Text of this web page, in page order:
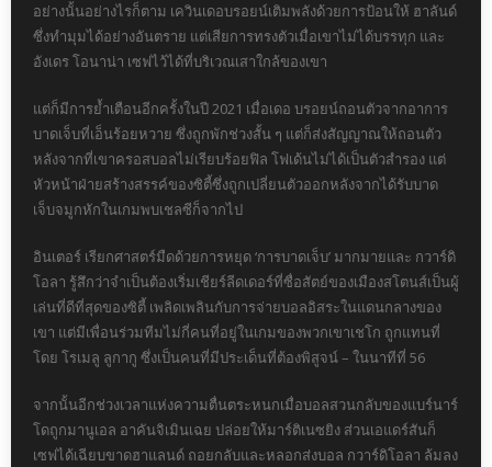
อย่างนั้นอย่างไรก็ตาม เควินเดอบรอยน์เติมพลังด้วยการป้อนให้ ฮาลันด์
ซึ่งทำมุมได้อย่างอันตราย แต่เสียการทรงตัวเมื่อเขาไม่ได้บรรทุก และ
อังเดร โอนาน่า เซฟไว้ได้ที่บริเวณเสาใกล้ของเขา
แต่ก็มีการย้ำเตือนอีกครั้งในปี 2021 เมื่อเดอ บรอยน์ถอนตัวจากอาการ
บาดเจ็บที่เอ็นร้อยหวาย ซึ่งถูกพักช่วงสั้น ๆ แต่ก็ส่งสัญญาณให้ถอนตัว
หลังจากที่เขาครอสบอลไม่เรียบร้อยฟิล โฟเด้นไม่ได้เป็นตัวสำรอง แต่
หัวหน้าฝ่ายสร้างสรรค์ของซิตี้ซึ่งถูกเปลี่ยนตัวออกหลังจากได้รับบาด
เจ็บจมูกหักในเกมพบเชลซีก็จากไป
อินเตอร์ เรียกศาสตร์มืดด้วยการหยุด ‘การบาดเจ็บ’ มากมายและ กวาร์ดิ
โอลา รู้สึกว่าจำเป็นต้องเริ่มเชียร์ลีดเดอร์ที่ซื่อสัตย์ของเมืองสโตนส์เป็นผู้
เล่นที่ดีที่สุดของซิตี้ เพลิดเพลินกับการจ่ายบอลอิสระในแดนกลางของ
เขา แต่มีเพื่อนร่วมทีมไม่กี่คนที่อยู่ในเกมของพวกเขาเชโก ถูกแทนที่
โดย โรเมลู ลูกากู ซึ่งเป็นคนที่มีประเด็นที่ต้องพิสูจน์ – ในนาทีที่ 56
จากนั้นอีกช่วงเวลาแห่งความตื่นตระหนกเมื่อบอลสวนกลับของแบร์นาร์
โดถูกมานูเอล อาคันจิเมินเฉย ปล่อยให้มาร์ติเนซยิง ส่วนเอแดร์สันก็
เซฟได้เฉียบขาดฮาแลนด์ ถอยกลับและหลอกส่งบอล กวาร์ดิโอลา ล้มลง